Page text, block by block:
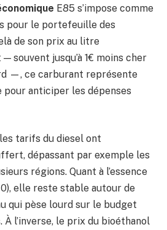
E85 s’impose comme
pour le portefeuille des
de son prix au litre
souvent jusqu’à 1€ moins cher
—, ce carburant représente
pour anticiper les dépenses
les tarifs du diesel ont
dépassant par exemple les
régions. Quant à l’essence
elle reste stable autour de
qui pèse lourd sur le budget
l’inverse, le prix du bioéthanol